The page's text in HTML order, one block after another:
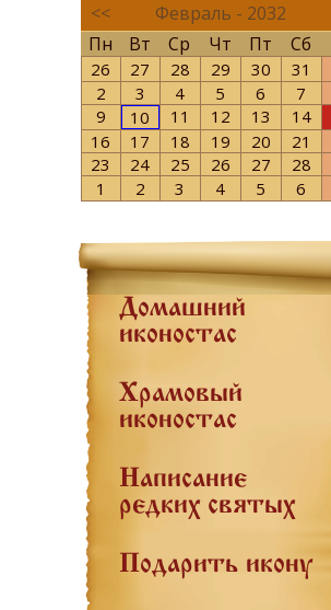
<< Февраль - 2032
Пн
Вт Ср Чт Пт Сб
26 27 28 29 30 31
2
3 4 5 6 7
9
10 11 12 13 14
16
17 18 19 20 21
23
24 25 26 27 28
1
2 3 4 5 6
Домашний
иконостас
Храмовый
иконостас
Написание
редких святых
Подарить икону